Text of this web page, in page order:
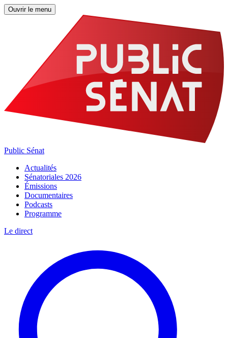
Ouvrir le menu
Public Sénat
Actualités
Sénatoriales 2026
Émissions
Documentaires
Podcasts
Programme
Le direct